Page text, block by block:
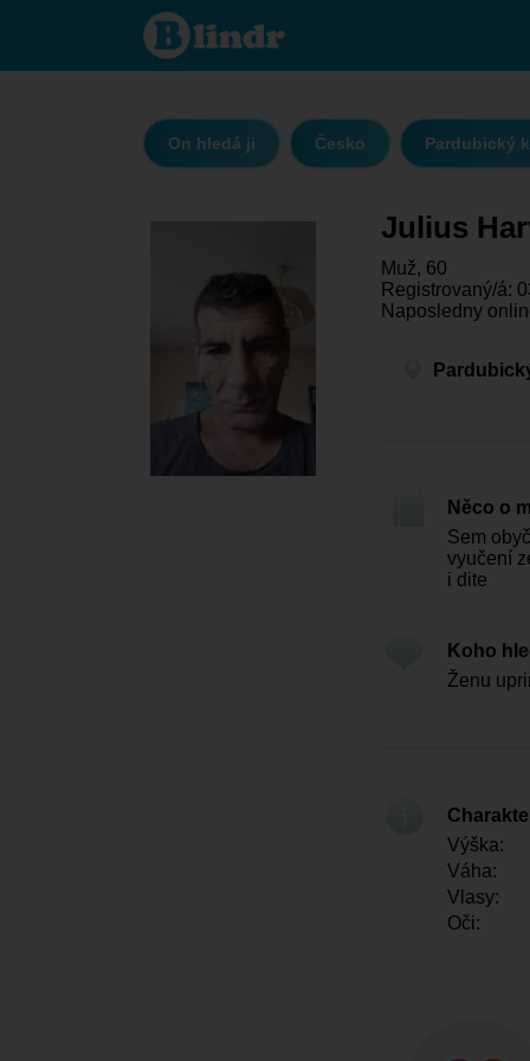
Julius
Harvan -
On hledá ji
Třebová
On hledá ji Česko Pardubický
Julius
Muž, 60
Registrovaný/á:
Naposledny
Něco o
Sem
vyučení
i dite
Koho
Ženu
Výška:
Váha:
Vlasy:
Oči: